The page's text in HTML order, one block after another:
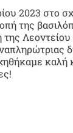
2023 στο
της
της
καλή